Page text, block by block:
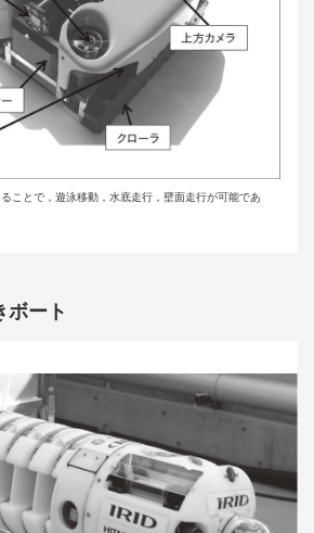
ことで，遊泳移動，水底走行，壁面走行が可能であ
ート